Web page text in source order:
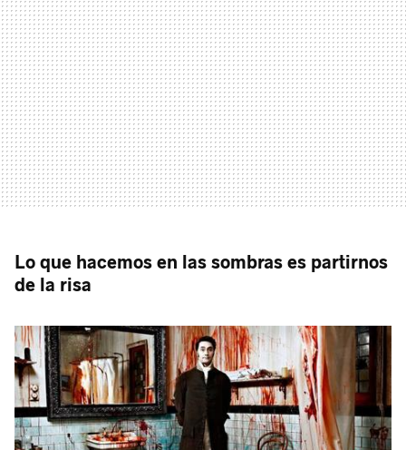
Lo que hacemos en las sombras es partirnos
de la risa